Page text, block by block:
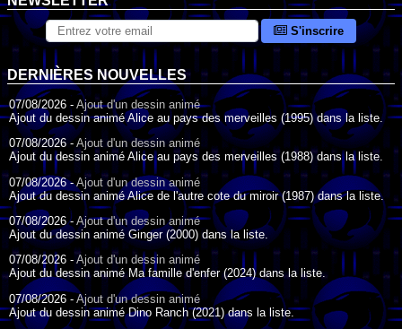
S'inscrire
DERNIÈRES NOUVELLES
07/08/2026 - Ajout d'un dessin animé
Ajout du dessin animé Alice au pays des merveilles (1995) dans la liste.
07/08/2026 -Ajout d'un dessin animé
Ajout du dessin animé Alice au pays des merveilles (1988) dans la liste.
07/08/2026 -Ajout d'un dessin animé
Ajout du dessin animé Alice de l'autre cote du miroir (1987) dans la liste.
07/08/2026 - Ajout d'un dessin animé
Ajout du dessin animé Ginger (2000) dans la liste.
07/08/2026 - Ajout d'un dessin animé
Ajout du dessin animé Ma famille d'enfer (2024) dans la liste.
07/08/2026 - Ajout d'un dessin animé
Ajout du dessin animé Dino Ranch (2021) dans la liste.